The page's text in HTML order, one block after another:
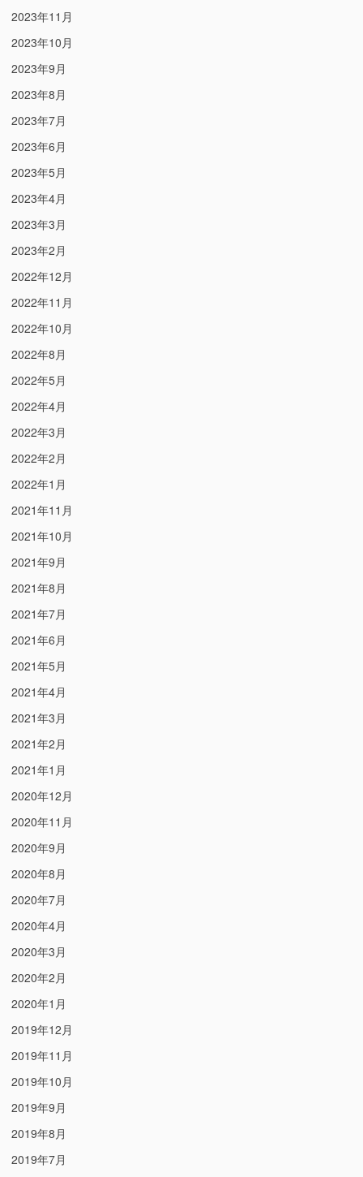
2023年11月
2023年10月
2023年9月
2023年8月
2023年7月
2023年6月
2023年5月
2023年4月
2023年3月
2023年2月
2022年12月
2022年11月
2022年10月
2022年8月
2022年5月
2022年4月
2022年3月
2022年2月
2022年1月
2021年11月
2021年10月
2021年9月
2021年8月
2021年7月
2021年6月
2021年5月
2021年4月
2021年3月
2021年2月
2021年1月
2020年12月
2020年11月
2020年9月
2020年8月
2020年7月
2020年4月
2020年3月
2020年2月
2020年1月
2019年12月
2019年11月
2019年10月
2019年9月
2019年8月
2019年7月